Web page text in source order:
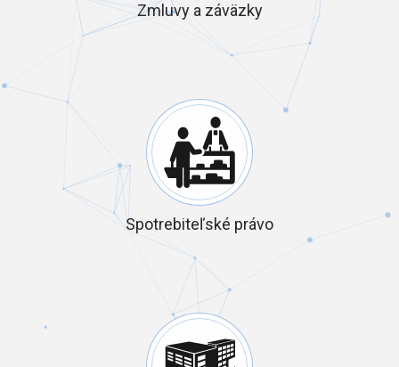
Zmluvy a záväzky
Spotrebiteľské právo